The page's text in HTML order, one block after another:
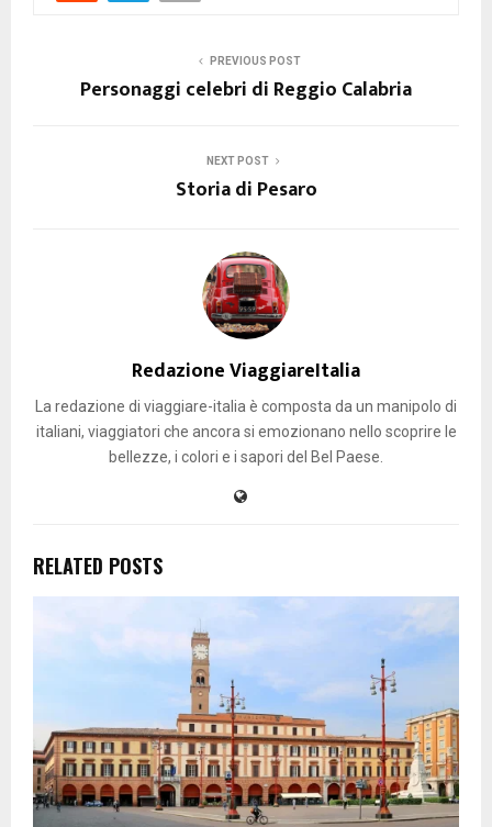
PREVIOUS POST
Personaggi celebri di Reggio Calabria
NEXT POST
Storia di Pesaro
Redazione ViaggiareItalia
La redazione di viaggiare-italia è composta da un manipolo di
italiani, viaggiatori che ancora si emozionano nello scoprire le
bellezze, i colori e i sapori del Bel Paese.
RELATED POSTS